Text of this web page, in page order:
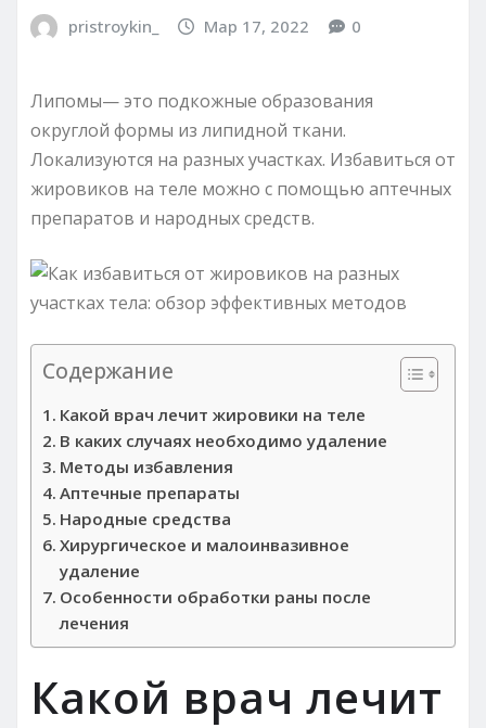
pristroykin_ Мар 17, 2022 0
Липомы— это подкожные образования
округлой формы из липидной ткани.
Локализуются на разных участках. Избавиться от
жировиков на теле можно с помощью аптечных
препаратов и народных средств.
Содержание
Какой врач лечит жировики на теле
В каких случаях необходимо удаление
Методы избавления
Аптечные препараты
Народные средства
Хирургическое и малоинвазивное
удаление
Особенности обработки раны после
лечения
Какой врач лечит